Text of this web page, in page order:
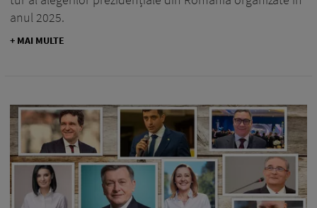
anul 2025.
+ MAI MULTE